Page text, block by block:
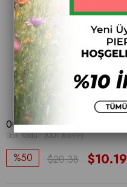
001 6599
Stok Kodu (001 6599)
50 $20.38 $10.19